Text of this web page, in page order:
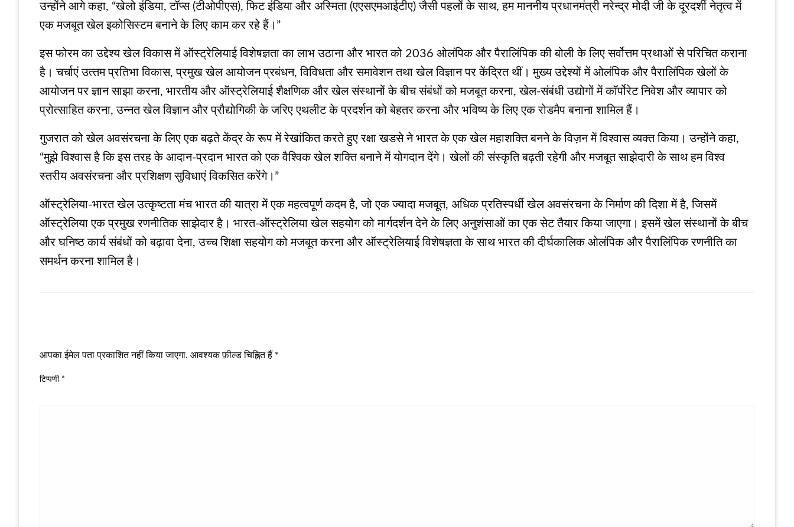
उन्होंने आगे कहा, “खेलो इंडिया, टॉप्स (टीओपीएस), फिट इंडिया और अस्मिता (एएसएमआईटीए) जैसी पहलों के साथ, हम माननीय प्रधानमंत्री नरेन्‍द्र मोदी जी के दूरदर्शी नेतृत्व में
एक मजबूत खेल इकोसिस्‍टम बनाने के लिए काम कर रहे हैं।”
इस फोरम का उद्देश्य खेल विकास में ऑस्ट्रेलियाई विशेषज्ञता का लाभ उठाना और भारत को 2036 ओलंपिक और पैरालिंपिक की बोली के लिए सर्वोत्तम प्रथाओं से परिचित कराना
है। चर्चाएं उत्‍तम प्रतिभा विकास, प्रमुख खेल आयोजन प्रबंधन, विविधता और समावेशन तथा खेल विज्ञान पर केंद्रित थीं। मुख्य उद्देश्यों में ओलंपिक और पैरालिंपिक खेलों के
आयोजन पर ज्ञान साझा करना, भारतीय और ऑस्ट्रेलियाई शैक्षणिक और खेल संस्थानों के बीच संबंधों को मजबूत करना, खेल-संबंधी उद्योगों में कॉर्पोरेट निवेश और व्यापार को
प्रोत्साहित करना, उन्नत खेल विज्ञान और प्रौद्योगिकी के जरिए एथलीट के प्रदर्शन को बेहतर करना और भविष्य के लिए एक रोडमैप बनाना शामिल हैं।
गुजरात को खेल अवसंरचना के लिए एक बढ़ते केंद्र के रूप में रेखांकित करते हुए रक्षा खडसे ने भारत के एक खेल महाशक्ति बनने के विज़न में विश्वास व्यक्त किया। उन्होंने कहा,
“मुझे विश्वास है कि इस तरह के आदान-प्रदान भारत को एक वैश्विक खेल शक्ति बनाने में योगदान देंगे। खेलों की संस्कृति बढ़ती रहेगी और मजबूत साझेदारी के साथ हम विश्व
स्तरीय अवसंरचना और प्रशिक्षण सुविधाएं विकसित करेंगे।”
ऑस्ट्रेलिया-भारत खेल उत्कृष्टता मंच भारत की यात्रा में एक महत्वपूर्ण कदम है, जो एक ज्‍यादा मजबूत, अधिक प्रतिस्पर्धी खेल अवसंरचना के निर्माण की दिशा में है, जिसमें
ऑस्ट्रेलिया एक प्रमुख रणनीतिक साझेदार है। भारत-ऑस्ट्रेलिया खेल सहयोग को मार्गदर्शन देने के लिए अनुशंसाओं का एक सेट तैयार किया जाएगा। इसमें खेल संस्थानों के बीच
और घनिष्ठ कार्य संबंधों को बढ़ावा देना, उच्च शिक्षा सहयोग को मजबूत करना और ऑस्ट्रेलियाई विशेषज्ञता के साथ भारत की दीर्घकालिक ओलंपिक और पैरालिंपिक रणनीति का
समर्थन करना शामिल है।
आपका ईमेल पता प्रकाशित नहीं किया जाएगा. आवश्यक फ़ील्ड चिह्नित हैं *
टिप्पणी *